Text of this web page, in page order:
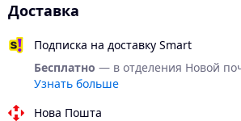
Доставка
Подписка на доставку Smart
Бесплатно — в отделения Новой
Узнать больше
Нова Пошта